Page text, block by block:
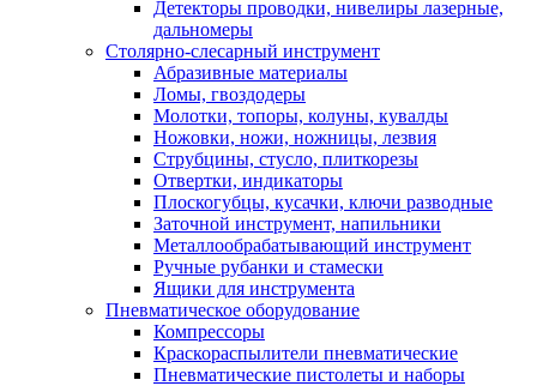
Детекторы проводки, нивелиры лазерные,
дальномеры
Столярно-слесарный инструмент
Абразивные материалы
Ломы, гвоздодеры
Молотки, топоры, колуны, кувалды
Ножовки, ножи, ножницы, лезвия
Струбцины, стусло, плиткорезы
Отвертки, индикаторы
Плоскогубцы, кусачки, ключи разводные
Заточной инструмент, напильники
Металлообрабатывающий инструмент
Ручные рубанки и стамески
Ящики для инструмента
Пневматическое оборудование
Компрессоры
Краскораспылители пневматические
Пневматические пистолеты и наборы